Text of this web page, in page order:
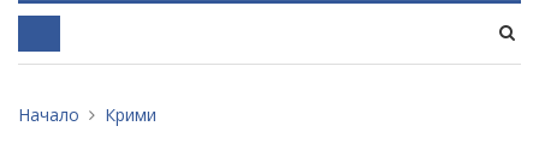
Начало Крими